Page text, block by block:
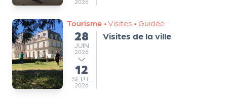
Tourisme •Visites • Guidée
du
28
JUINJUIN
2026
au
12
SEPTEMBRE
SEPT.
2026
Visites de la ville
d
e
l'
o
r
g